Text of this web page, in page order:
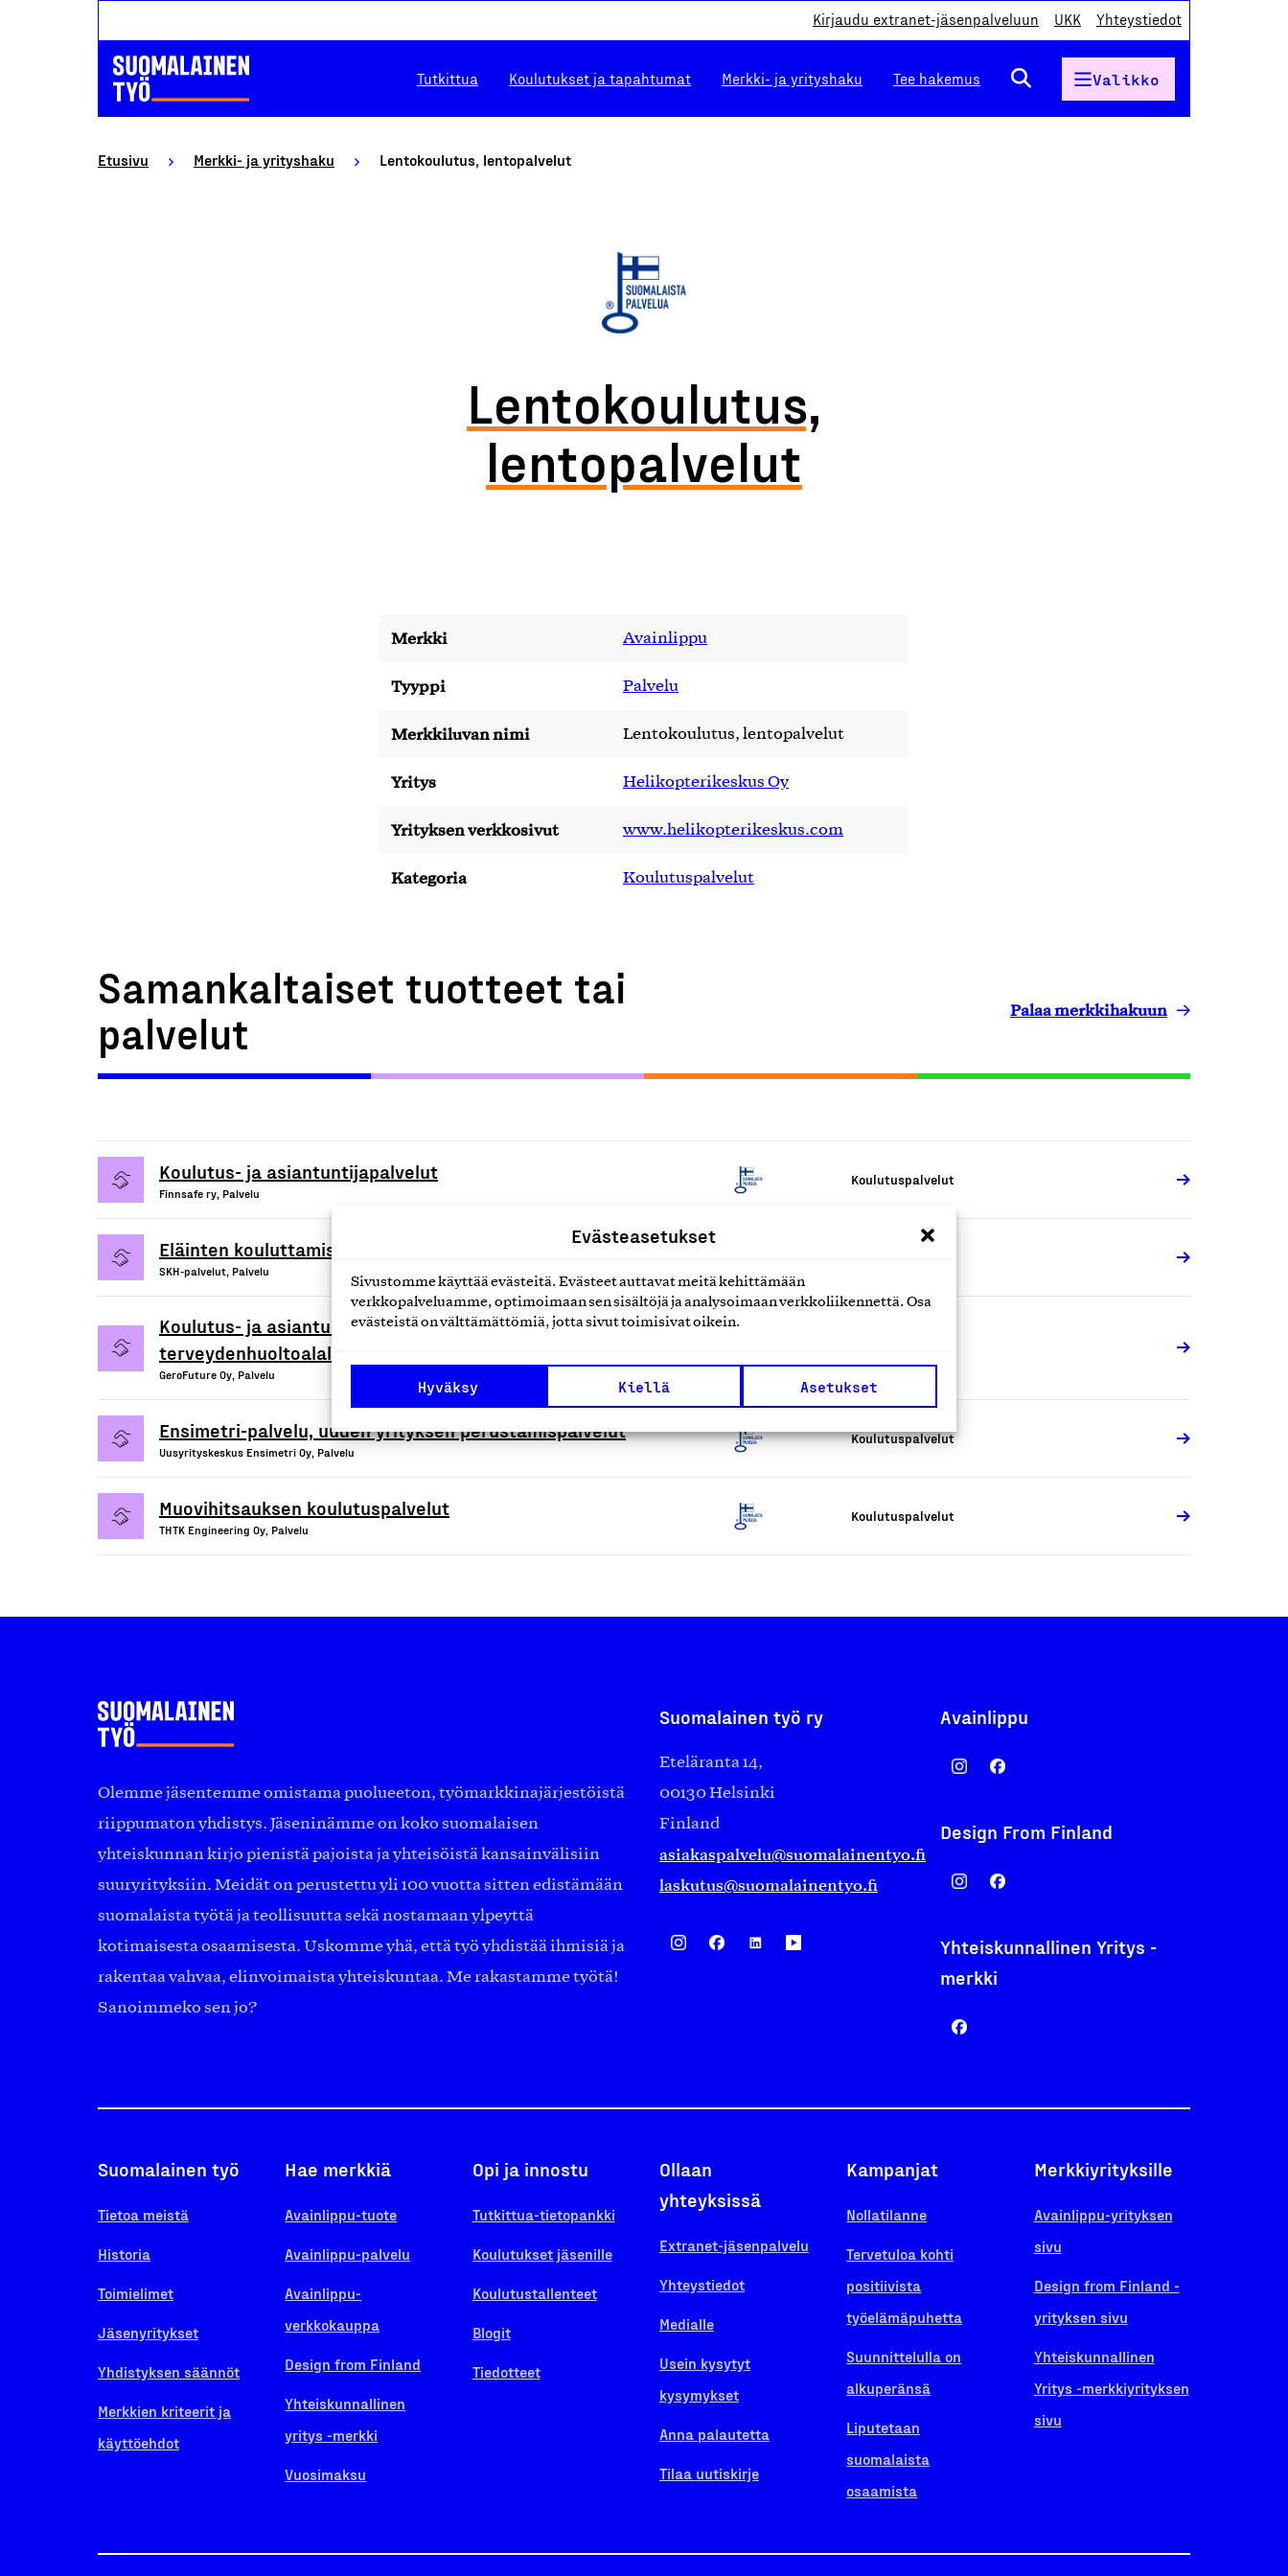
Evästeasetukset
Sivustomme käyttää evästeitä. Evästeet auttavat meitä kehittämään
verkkopalveluamme, optimoimaan sen sisältöjä ja analysoimaan verkkoliikennettä. Osa
evästeistä on välttämättömiä, jotta sivut toimisivat oikein.
Hyväksy Kiellä Asetukset
Kirjaudu extranet-jäsenpalveluun UKK Yhteystiedot
Tutkittua Koulutukset ja tapahtumat Merkki- ja yrityshaku Tee hakemus Valikko
Etusivu Merkki- ja yrityshaku Lentokoulutus, lentopalvelut
Lentokoulutus,
lentopalvelut
Merkki Avainlippu
Tyyppi Palvelu
Merkkiluvan nimi Lentokoulutus, lentopalvelut
Yritys Helikopterikeskus Oy
Yrityksen verkkosivut www.helikopterikeskus.com
Kategoria Koulutuspalvelut
Samankaltaiset tuotteet tai
palvelut
Palaa merkkihakuun
Koulutus- ja asiantuntijapalvelut
Finnsafe ry, Palvelu
Koulutuspalvelut
Eläinten kouluttamisen ja hyvinvoinnin asiantuntijapalvelut
SKH-palvelut, Palvelu
Koulutus- ja asiantuntijapalvelut sosiaali- ja
terveydenhuoltoalalle
GeroFuture Oy, Palvelu
Ensimetri-palvelu, uuden yrityksen perustamispalvelut
Uusyrityskeskus Ensimetri Oy, Palvelu
Koulutuspalvelut
Muovihitsauksen koulutuspalvelut
THTK Engineering Oy, Palvelu
Koulutuspalvelut
Olemme jäsentemme omistama puolueeton, työmarkkinajärjestöistä
riippumaton yhdistys. Jäseninämme on koko suomalaisen
yhteiskunnan kirjo pienistä pajoista ja yhteisöistä kansainvälisiin
suuryrityksiin. Meidät on perustettu yli 100 vuotta sitten edistämään
suomalaista työtä ja teollisuutta sekä nostamaan ylpeyttä
kotimaisesta osaamisesta. Uskomme yhä, että työ yhdistää ihmisiä ja
rakentaa vahvaa, elinvoimaista yhteiskuntaa. Me rakastamme työtä!
Sanoimmeko sen jo?
Suomalainen työ ry
Eteläranta 14,
00130 Helsinki
Finland
asiakaspalvelu@suomalainentyo.fi
laskutus@suomalainentyo.fi
Avainlippu
Design From Finland
Yhteiskunnallinen Yritys -
merkki
Suomalainen työ
Tietoa meistä
Historia
Toimielimet
Jäsenyritykset
Yhdistyksen säännöt
Merkkien kriteerit ja
käyttöehdot
Hae merkkiä
Avainlippu-tuote
Avainlippu-palvelu
Avainlippu-
verkkokauppa
Design from Finland
Yhteiskunnallinen
yritys -merkki
Vuosimaksu
Opi ja innostu
Tutkittua-tietopankki
Koulutukset jäsenille
Koulutustallenteet
Blogit
Tiedotteet
Ollaan
yhteyksissä
Extranet-jäsenpalvelu
Yhteystiedot
Medialle
Usein kysytyt
kysymykset
Anna palautetta
Tilaa uutiskirje
Kampanjat
Nollatilanne
Tervetuloa kohti
positiivista
työelämäpuhetta
Suunnittelulla on
alkuperänsä
Liputetaan
suomalaista
osaamista
Merkkiyrityksille
Avainlippu-yrityksen
sivu
Design from Finland -
yrityksen sivu
Yhteiskunnallinen
Yritys -merkkiyrityksen
sivu